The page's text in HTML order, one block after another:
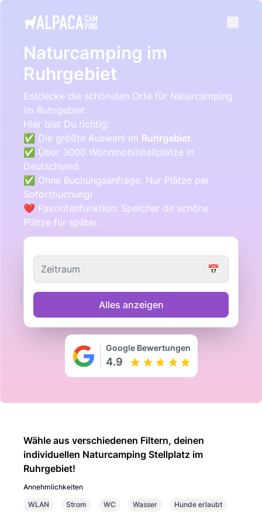
Zeitraum 📅
Alles anzeigen
Naturcamping im
Ruhrgebiet
Entdecke die schönsten Orte für Naturcamping
im Ruhrgebiet
Hier bist Du richtig:
✅ Die größte Auswahl im Ruhrgebiet.
✅ Über 3000 Wohnmobilstellplätze in
Deutschland.
✅ Ohne Buchungsanfrage: Nur Plätze per
Sofortbuchung!
❤️ Favoritenfunktion: Speicher dir schöne
Plätze für später.
Google Bewertungen
4.9
Wähle aus verschiedenen Filtern, deinen
individuellen Naturcamping Stellplatz im
Ruhrgebiet!
Annehmlichkeiten
WLAN
Strom WC Wasser Hunde erlaubt